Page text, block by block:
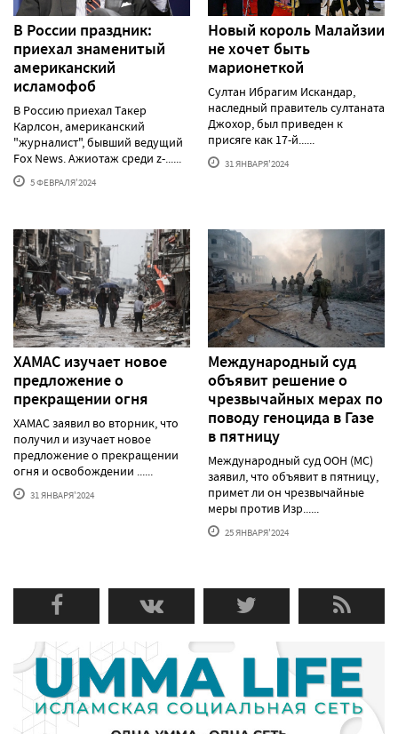
В России праздник:
приехал знаменитый
американский
исламофоб
В Россию приехал Такер
Карлсон, американский
"журналист", бывший ведущий
Fox News. Ажиотаж среди z-......
5 ФЕВРАЛЯ'2024
Новый король Малайзии
не хочет быть
марионеткой
Султан Ибрагим Искандар,
наследный правитель султаната
Джохор, был приведен к
присяге как 17-й......
31 ЯНВАРЯ'2024
ХАМАС изучает новое
предложение о
прекращении огня
ХАМАС заявил во вторник, что
получил и изучает новое
предложение о прекращении
огня и освобождении ......
31 ЯНВАРЯ'2024
Международный суд
объявит решение о
чрезвычайных мерах по
поводу геноцида в Газе
в пятницу
Международный суд ООН (МС)
заявил, что объявит в пятницу,
примет ли он чрезвычайные
меры против Изр......
25 ЯНВАРЯ'2024